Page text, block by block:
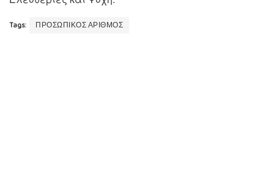
Tags: ΠΡΟΣΩΠΙΚΟΣ ΑΡΙΘΜΟΣ